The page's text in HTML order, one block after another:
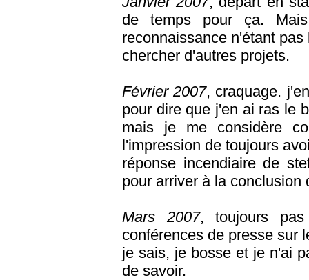
de temps pour ça.
reconnaissance n'étant
chercher d'autres projets.
Février 2007, craquage.
pour dire que j'en ai ras le
mais je me considère
l'impression de toujours
réponse incendiaire de
pour arriver à la conclusion
Mars 2007, toujours
conférences de presse sur
je sais, je bosse et je n'ai
de savoir.